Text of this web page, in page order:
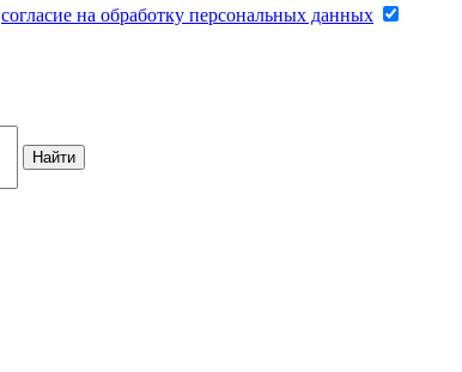
согласие на обработку персональных данных